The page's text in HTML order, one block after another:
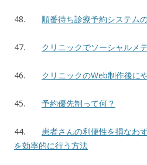
48. 順番待ち診療予約システム
47. クリニックでソーシャルメ
46. クリニックのWeb制作後に
45. 予約優先制って何？
44. 患者さんの利便性を損なわ
を効率的に行う方法